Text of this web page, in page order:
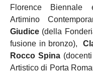
Florence Biennale
Artimino
Giudice (della
fusione in bronzo),
Rocco Spina(docenti
Artistico di Porta